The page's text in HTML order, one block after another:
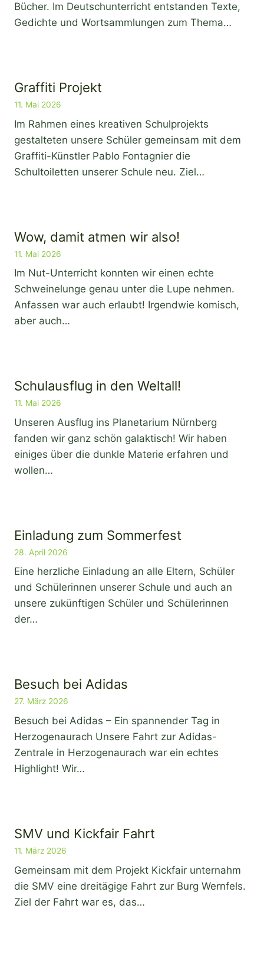
Bücher. Im Deutschunterricht entstanden Texte,
Gedichte und Wortsammlungen zum Thema…
Graffiti Projekt
11. Mai 2026
Im Rahmen eines kreativen Schulprojekts
gestalteten unsere Schüler gemeinsam mit dem
Graffiti-Künstler Pablo Fontagnier die
Schultoiletten unserer Schule neu. Ziel…
Wow, damit atmen wir also!
11. Mai 2026
Im Nut-Unterricht konnten wir einen echte
Schweinelunge genau unter die Lupe nehmen.
Anfassen war auch erlaubt! Irgendwie komisch,
aber auch…
Schulausflug in den Weltall!
11. Mai 2026
Unseren Ausflug ins Planetarium Nürnberg
fanden wir ganz schön galaktisch! Wir haben
einiges über die dunkle Materie erfahren und
wollen…
Einladung zum Sommerfest
28. April 2026
Eine herzliche Einladung an alle Eltern, Schüler
und Schülerinnen unserer Schule und auch an
unsere zukünftigen Schüler und Schülerinnen
der…
Besuch bei Adidas
27. März 2026
Besuch bei Adidas – Ein spannender Tag in
Herzogenaurach Unsere Fahrt zur Adidas-
Zentrale in Herzogenaurach war ein echtes
Highlight! Wir…
SMV und Kickfair Fahrt
11. März 2026
Gemeinsam mit dem Projekt Kickfair unternahm
die SMV eine dreitägige Fahrt zur Burg Wernfels.
Ziel der Fahrt war es, das…